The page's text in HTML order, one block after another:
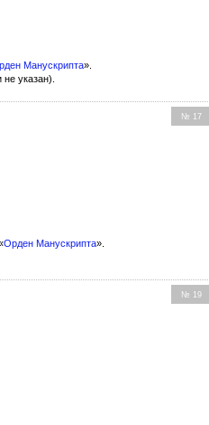
Манускрипта».
указан).
№ 17
Орден Манускрипта».
№ 19